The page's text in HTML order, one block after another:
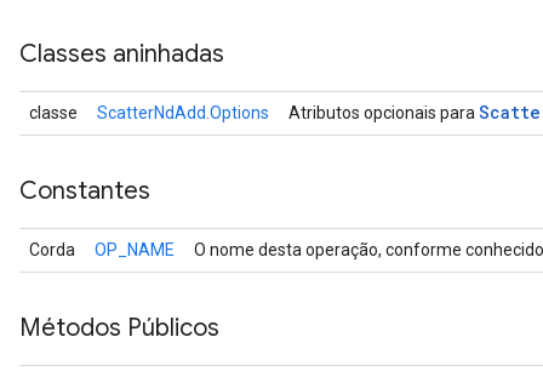
Classes aninhadas
classe ScatterNdAdd.Options Atributos opcionais para
Constantes
Corda OP_NAME O nome desta operação, conforme
Métodos Públicos